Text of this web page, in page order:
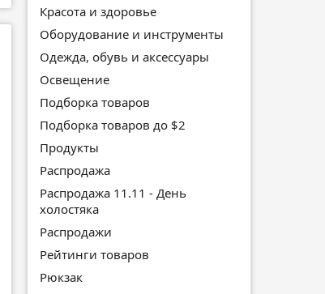
Красота и здоровье
Оборудование и инструменты
Одежда, обувь и аксессуары
Освещение
Подборка товаров
Подборка товаров до $2
Продукты
Распродажа
Распродажа 11.11 - День
холостяка
Распродажи
Рейтинги товаров
Рюкзак